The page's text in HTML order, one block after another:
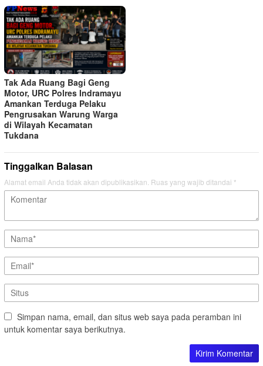
Tak Ada Ruang Bagi Geng
Motor, URC Polres Indramayu
Amankan Terduga Pelaku
Pengrusakan Warung Warga
di Wilayah Kecamatan
Tukdana
Tinggalkan Balasan
Alamat email Anda tidak akan dipublikasikan. Ruas yang wajib ditandai *
Simpan nama, email, dan situs web saya pada peramban ini
untuk komentar saya berikutnya.